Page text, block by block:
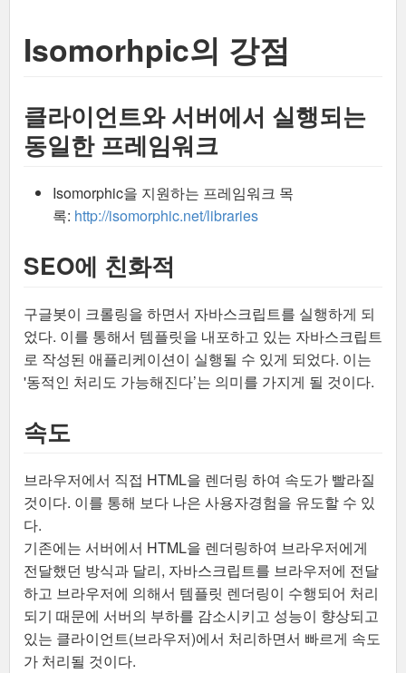
Isomorhpic의 강점
클라이언트와 서버에서 실행되는
동일한 프레임워크
Isomorphic을 지원하는 프레임워크 목
록: http://isomorphic.net/libraries
SEO에 친화적
구글봇이 크롤링을 하면서 자바스크립트를 실행하게 되
었다. 이를 통해서 템플릿을 내포하고 있는 자바스크립트
로 작성된 애플리케이션이 실행될 수 있게 되었다. 이는
'동적인 처리도 가능해진다’는 의미를 가지게 될 것이다.
속도
브라우저에서 직접 HTML을 렌더링 하여 속도가 빨라질
것이다. 이를 통해 보다 나은 사용자경험을 유도할 수 있
다.
기존에는 서버에서 HTML을 렌더링하여 브라우저에게
전달했던 방식과 달리, 자바스크립트를 브라우저에 전달
하고 브라우저에 의해서 템플릿 렌더링이 수행되어 처리
되기 때문에 서버의 부하를 감소시키고 성능이 향상되고
있는 클라이언트(브라우저)에서 처리하면서 빠르게 속도
가 처리될 것이다.